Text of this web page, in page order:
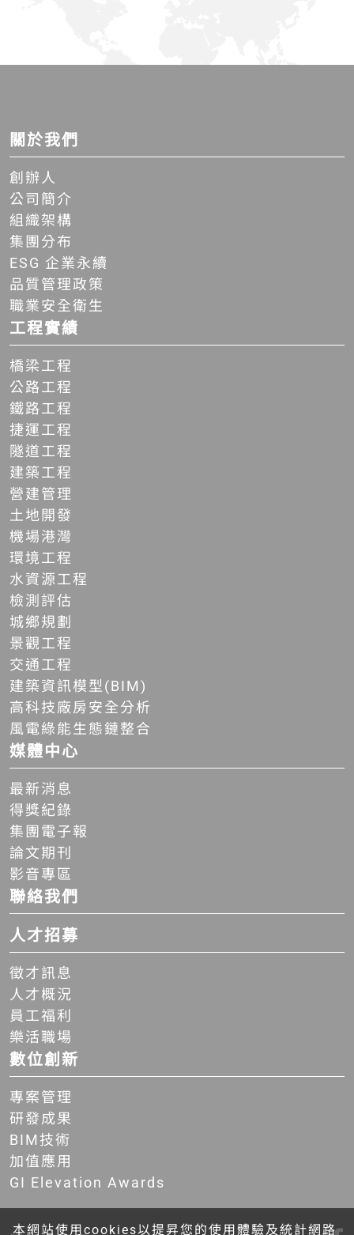
關於我們
創辦人
公司簡介
組織架構
集團分布
ESG 企業永續
品質管理政策
職業安全衛生
工程實績
橋梁工程
公路工程
鐵路工程
捷運工程
隧道工程
建築工程
營建管理
土地開發
機場港灣
環境工程
水資源工程
檢測評估
城鄉規劃
景觀工程
交通工程
建築資訊模型(BIM)
高科技廠房安全分析
風電綠能生態鏈整合
媒體中心
最新消息
得獎紀錄
集團電子報
論文期刊
影音專區
聯絡我們
人才招募
徵才訊息
人才概況
員工福利
樂活職場
數位創新
專案管理
研發成果
BIM技術
加值應用
GI Elevation Awards
本網站使用cookies以提昇您的使用體驗及統計網路